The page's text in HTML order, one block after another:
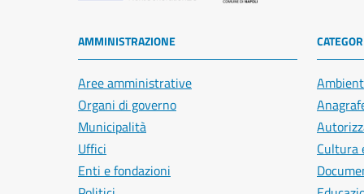
AMMINISTRAZIONE
Aree amministrative
Organi di governo
Municipalità
Uffici
Enti e fondazioni
Cultura